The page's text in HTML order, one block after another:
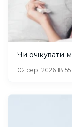
Чи очікувати
02 сер. 2026 18:55